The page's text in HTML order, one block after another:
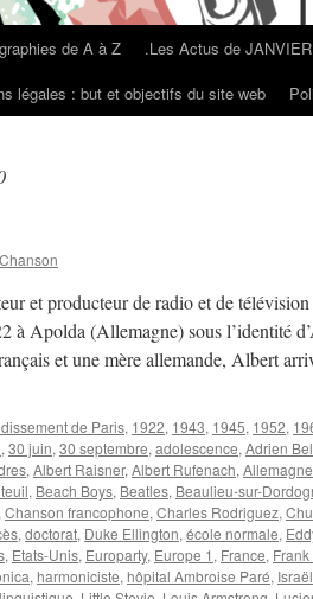
de A à Z .Les Actus de JANVIER
légales : but et objectifs du site web
et producteur de radio et de
à Apolda (Allemagne) sous l’identité
et une mère allemande, Albert
de Paris, 1922, 1943, 1945, 1952,
, 30 juin, 30 septembre, adolescence, Adrien
, Albert Raisner, Albert Rufenach, Allemagne
, Beach Boys, Beatles, Beaulieu-sur-
Chanson francophone, Charles Rodriguez,
, doctorat, Duke Ellington, école normale,
, Etats-Unis, Europarty, Europe 1 , France,
, harmoniciste, hôpital Ambroise Paré, Israël